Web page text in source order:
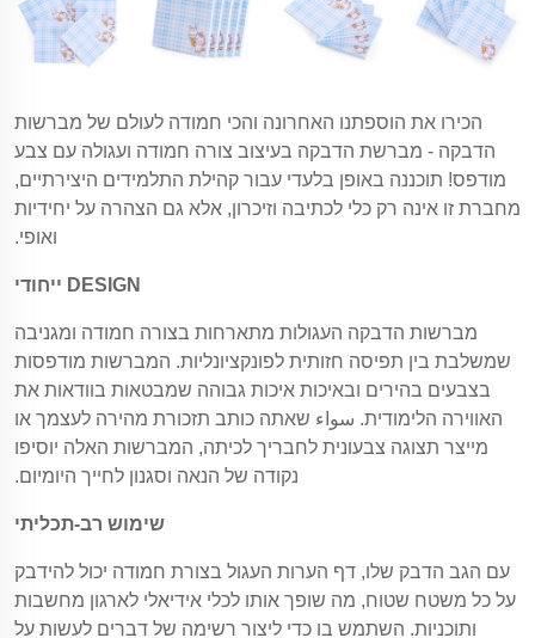
הכירו את הוספתנו האחרונה והכי חמודה לעולם של מברשות
הדבקה - מברשת הדבקה בעיצוב צורה חמודה ועגולה עם צבע
מודפס! תוכננה באופן בלעדי עבור קהילת התלמידים היצירתיים,
מחברת זו אינה רק כלי לכתיבה וזיכרון, אלא גם הצהרה על יחידיות
ואופי.
DESIGN ייחודי
מברשות הדבקה העגולות מתארחות בצורה חמודה ומגניבה
שמשלבת בין תפיסה חזותית לפונקציונליות. המברשות מודפסות
בצבעים בהירים ובאיכות איכות גבוהה שמבטאות בוודאות את
האווירה הלימודית. سواء שאתה כותב תזכורת מהירה לעצמך או
מייצר תצוגה צבעונית לחבריך לכיתה, המברשות האלה יוסיפו
נקודה של הנאה וסגנון לחייך היומיום.
שימוש רב-תכליתי
עם הגב הדבק שלו, דף הערות העגול בצורת חמודה יכול להידבק
על כל משטח שטוח, מה שופך אותו לכלי אידיאלי לארגון מחשבות
ותוכניות. השתמש בו כדי ליצור רשימה של דברים לעשות על